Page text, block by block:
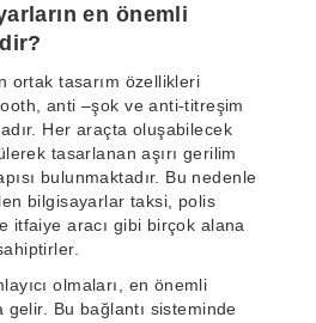
en önemli
ortak tasarım özellikleri
anti –şok ve anti-titreşim
Her araçta oluşabilecek
tasarlanan aşırı gerilim
bulunmaktadır. Bu nedenle
bilgisayarlar taksi, polis
itfaiye aracı gibi birçok alana
olmaları, en önemli
gelir. Bu bağlantı sisteminde